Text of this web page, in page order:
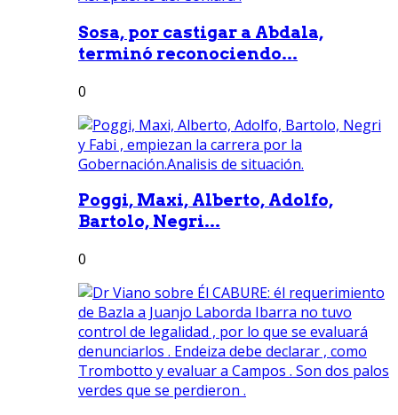
Sosa, por castigar a Abdala,
terminó reconociendo...
0
Poggi, Maxi, Alberto, Adolfo,
Bartolo, Negri...
0